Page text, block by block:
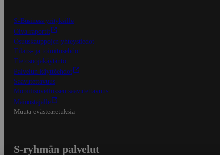
S-Business yrityksille
Oiva-raportit
Osuuskauppojen yhteystiedot
Tilaus- ja toimitusehdot
Tietosuojakäytäntö
Palvelun käyttöehdot
Saavutettavuus
Mobiilisovelluksen saavutettavuus
Mainostajalle
Muuta evästeasetuksia
S-ryhmän palvelut